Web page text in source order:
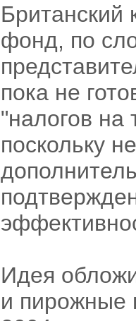
Британский
фонд, по
пока не
"налогов на
поскольку
Идея
и